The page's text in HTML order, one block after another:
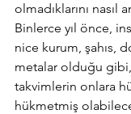
olmadıklarını nasıl
Binlerce yıl önce,
nice kurum, şahıs,
metalar olduğu
takvimlerin onlara
hükmetmiş